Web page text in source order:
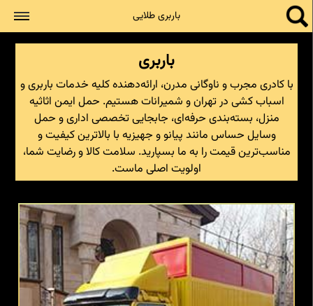
باربری طلایی
باربری
با کادری مجرب و ناوگانی مدرن، ارائه‌دهنده کلیه خدمات باربری و
اسباب کشی در تهران و شمیرانات هستیم. حمل ایمن اثاثیه
منزل، بسته‌بندی حرفه‌ای، جابجایی تخصصی اداری و حمل
وسایل حساس مانند پیانو و جهیزیه با بالاترین کیفیت و
مناسب‌ترین قیمت را به ما بسپارید. سلامت کالا و رضایت شما،
اولویت اصلی ماست.
جستجو